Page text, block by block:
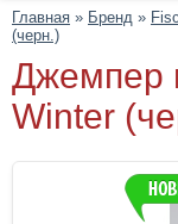
Главная » Бренд »
(черн.)
Джемпер
Winter